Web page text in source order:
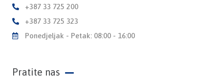
+387 33 725 200
+387 33 725 323
Ponedjeljak - Petak: 08:00 - 16:00
Pratite nas